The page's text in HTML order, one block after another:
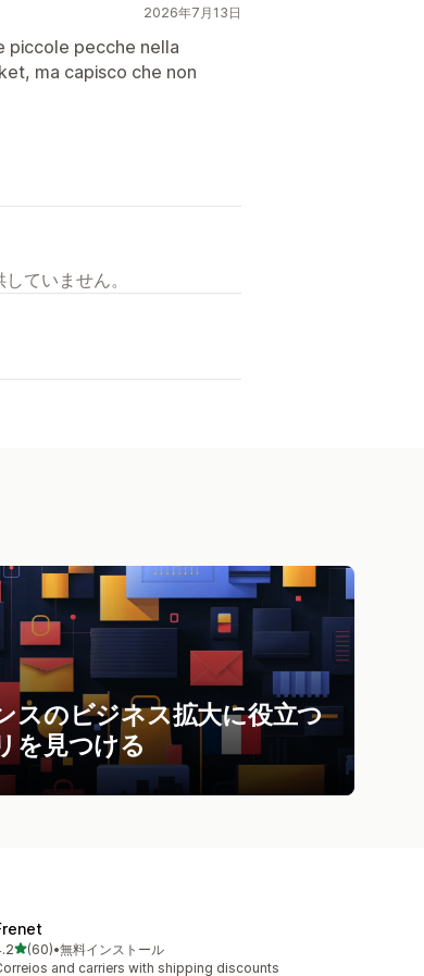
2026年7月13日
piccole pecche nella
ma capisco che non
ていません。
スのビジネス拡大に役立つ
を見つける
5つ星中
(60)
計レビュー数：60件
•無料インストール
and carriers with shipping discounts